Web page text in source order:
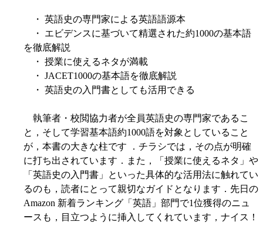
・ 英語史の専門家による英語語源本
・ エビデンスに基づいて精選された約1000の基本語
を徹底解説
・ 授業に使えるネタが満載
・ JACET1000の基本語を徹底解説
・ 英語史の入門書としても活用できる
執筆者・校閲協力者が全員英語史の専門家であるこ
と，そして学習基本語約1000語を対象としていること
が，本書の大きな柱です ．チラシでは，その点が明確
に打ち出されています．また，「授業に使えるネタ」や
「英語史の入門書」といった具体的な活用法に触れてい
るのも，読者にとって親切なガイドとなります．先日の
Amazon 新着ランキング「英語」部門で1位獲得のニュ
ースも，目立つように挿入してくれています，ナイス！